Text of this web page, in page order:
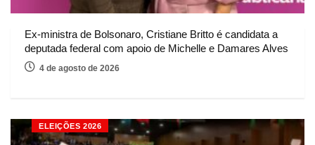
Ex-ministra de Bolsonaro, Cristiane Britto é candidata a
deputada federal com apoio de Michelle e Damares Alves
4 de agosto de 2026
ELEIÇÕES 2026